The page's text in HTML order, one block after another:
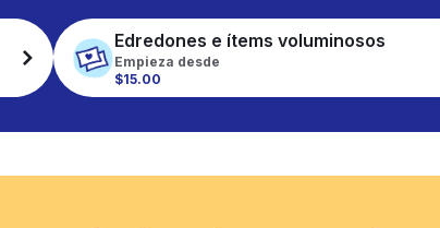
Edredones e ítems voluminosos
Empieza desde
$15.00